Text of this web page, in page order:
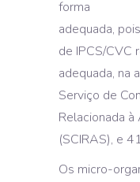
forma
adequada,
de IPCS/CVC
adequada, na
Serviço de
Relacionada
(SCIRAS), e
Os micro-